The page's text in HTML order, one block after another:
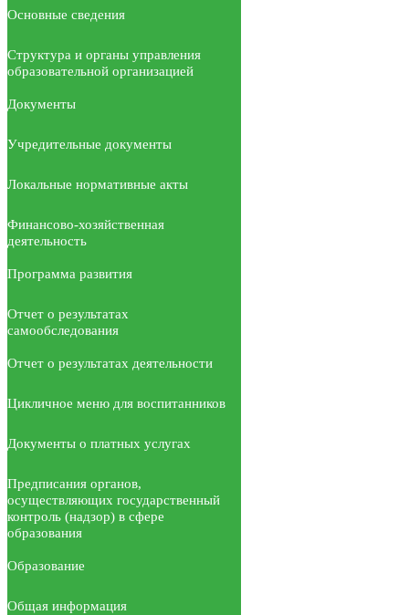
Основные сведения
Структура и органы управления
образовательной организацией
Документы
Учредительные документы
Локальные нормативные акты
Финансово-хозяйственная
деятельность
Программа развития
Отчет о результатах
самообследования
Отчет о результатах деятельности
Цикличное меню для воспитанников
Документы о платных услугах
Предписания органов,
осуществляющих государственный
контроль (надзор) в сфере
образования
Образование
Общая информация